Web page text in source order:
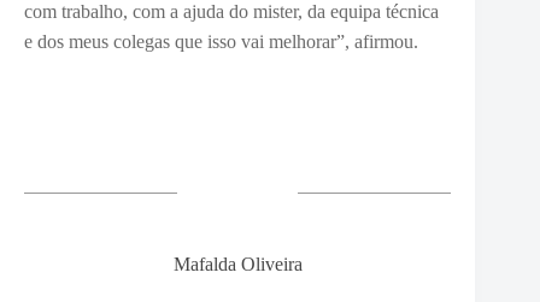
com trabalho, com a ajuda do mister, da equipa técnica
e dos meus colegas que isso vai melhorar”, afirmou.
Mafalda Oliveira